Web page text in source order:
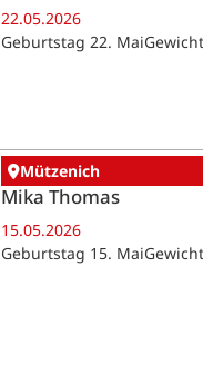
22.05.2026
Geburtstag 22.
Mützenich
Mika Thomas
15.05.2026
Geburtstag 15.